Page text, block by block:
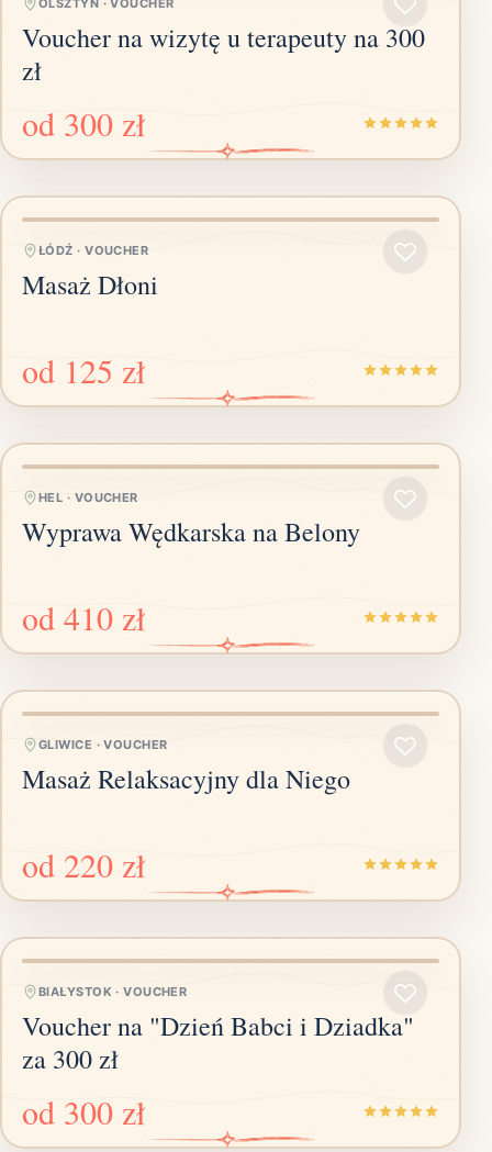
OLSZTYN ·VOUCHER
Voucher na wizytę u terapeuty na 300
zł
od 300 zł
ŁÓDŹ ·VOUCHER
Masaż Dłoni
od 125 zł
HEL · VOUCHER
Wyprawa Wędkarska na Belony
od 410 zł
GLIWICE ·VOUCHER
Masaż Relaksacyjny dla Niego
od 220 zł
BIAŁYSTOK ·VOUCHER
Voucher na "Dzień Babci i Dziadka"
za 300 zł
od 300 zł